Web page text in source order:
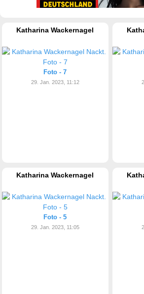
Katharina Wackernagel
Foto - 7
29. Jan. 2023, 11:12
Katharina Wackernagel
Foto - 5
29. Jan. 2023, 11:05